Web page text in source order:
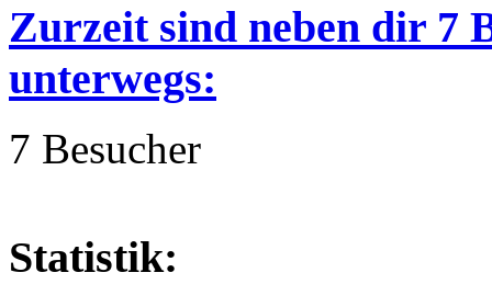
Zurzeit sind neben dir 7
unterwegs:
7 Besucher
Statistik: